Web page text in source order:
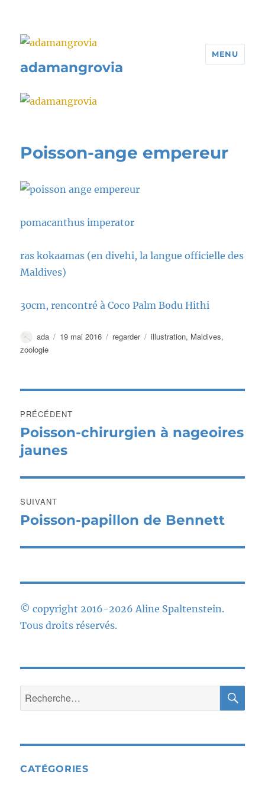
adamangrovia
MENU
Poisson-ange empereur
pomacanthus imperator
ras kokaamas (en divehi, la langue officielle des
Maldives)
30cm, rencontré à Coco Palm Bodu Hithi
Auteur
ada
Publié
19 mai 2016 Catégories
regarder Étiquettes
illustration, Maldives,
zoologie
de
l’article
PRÉCÉDENT
Publication
précédente :
Poisson-chirurgien à nageoires
jaunes
SUIVANT
Publication
Poisson-papillon de Bennett
© copyright 2016-2026 Aline Spaltenstein.
Tous droits réservés.
Recherche
pour :
CATÉGORIES